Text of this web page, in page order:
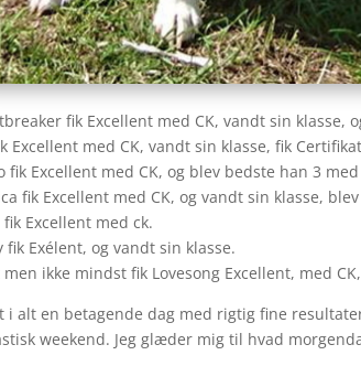
fik Excellent med CK, vandt sin klasse,
Excellent med CK, vandt sin klasse, fik
fik Excellent med CK, og blev bedste han 3
fik Excellent med CK, og vandt sin klasse,
fik Excellent med ck.
fik Exélent, og vandt sin klasse.
men ikke mindst fik Lovesong Excellent, med
i alt en betagende dag med rigtig fine
weekend. Jeg glæder mig til hvad